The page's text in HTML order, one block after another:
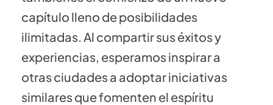
capítulo lleno de posibilidades
ilimitadas. Al compartir sus éxitos y
experiencias, esperamos inspirar a
otras ciudades a adoptar iniciativas
similares que fomenten el espíritu